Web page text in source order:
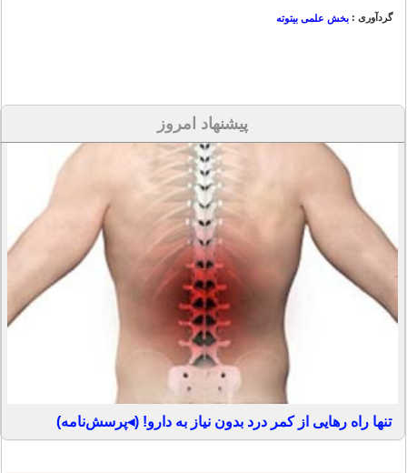
گردآوری : بخش علمی بیتوته
پیشنهاد امروز
تنها راه رهایی از کمر درد بدون نیاز به دارو! (◂پرسش‌نامه)